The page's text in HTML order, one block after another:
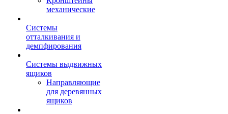
механические
Системы
отталкивания и
демпфирования
Системы выдвижных
ящиков
Направляющие
для деревянных
ящиков